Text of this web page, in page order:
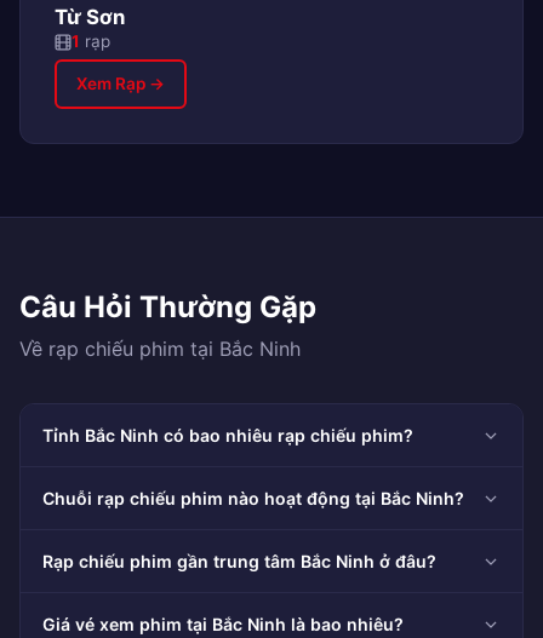
Từ Sơn
1 rạp
Xem Rạp →
Câu Hỏi Thường Gặp
Về rạp chiếu phim tại Bắc Ninh
Tỉnh Bắc Ninh có bao nhiêu rạp chiếu phim?
Chuỗi rạp chiếu phim nào hoạt động tại Bắc Ninh?
Rạp chiếu phim gần trung tâm Bắc Ninh ở đâu?
Giá vé xem phim tại Bắc Ninh là bao nhiêu?